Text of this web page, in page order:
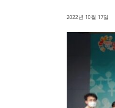
2022년 10월 17일